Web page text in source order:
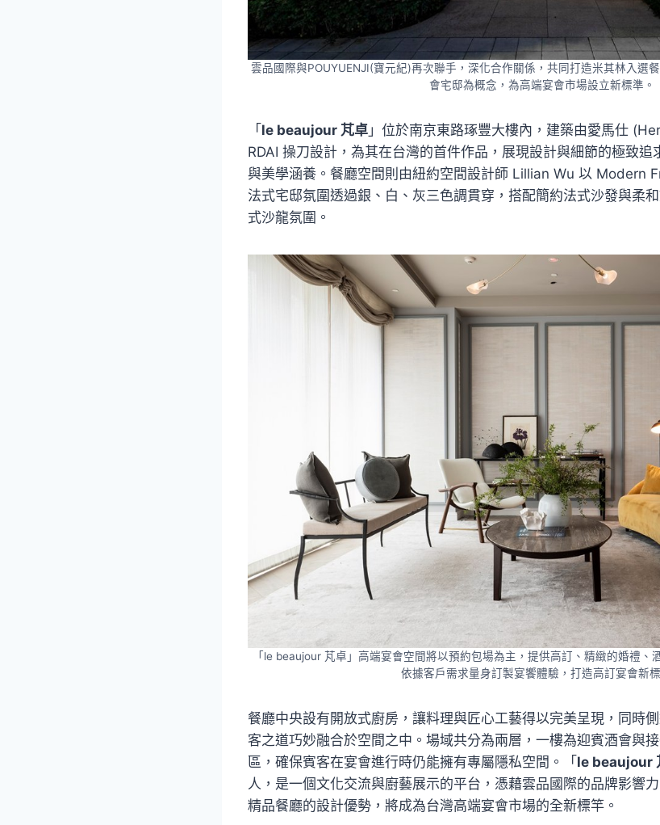
雲品國際與POUYUENJI(寶元紀)再次聯手，深化合作關係，共同打造米其林入選
會宅邸為概念，為高端宴會市場設立新標準。
「 le beaujour 芃卓 」位於南京東路琢豐大樓內，建築由愛馬仕
RDAI 操刀設計，為其在台灣的首件作品，展現設計與細節的極致追
與美學涵養。餐廳空間則由紐約空間設計師 Lillian Wu 以 Modern
法式宅邸氛圍透過銀、白、灰三色調貫穿，搭配簡約法式沙發與柔
式沙龍氛圍。
「le beaujour 芃卓」高端宴會空間將以預約包場為主，提供高訂、精緻的婚禮、
依據客戶需求量身訂製宴饗體驗，打造高訂宴會新標
餐廳中央設有開放式廚房，讓料理與匠心工藝得以完美呈現，同時
客之道巧妙融合於空間之中。場域共分為兩層，一樓為迎賓酒會與
區，確保賓客在宴會進行時仍能擁有專屬隱私空間。「le beaujour
人，是一個文化交流與廚藝展示的平台，憑藉雲品國際的品牌影響
精品餐廳的設計優勢，將成為台灣高端宴會市場的全新標竿。